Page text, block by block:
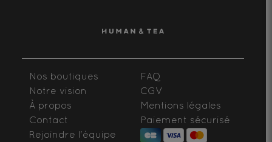
Nos boutiques
Notre vision
À propos
Contact
Rejoindre l'équipe
FAQ
CGV
Mentions légales
Paiement sécurisé